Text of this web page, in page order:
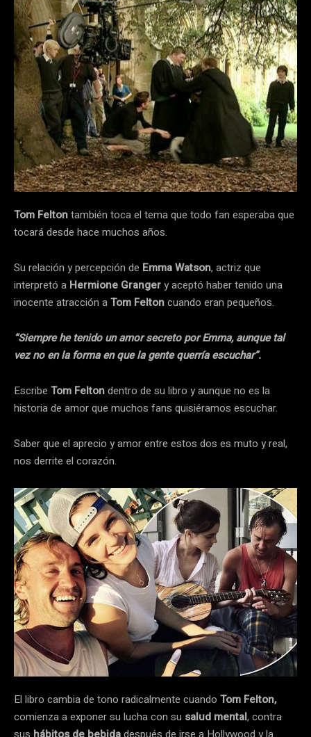
Tom Feltontambién toca el tema que todo fan esperaba que
tocará desde hace muchos años.
Su relación y percepción de Emma Watson, actriz que
interpretó a Hermione Grangery aceptó haber tenido una
inocente atracción aTom Feltoncuando eran pequeños.
“Siempre he tenido un amor secreto por Emma, ​​aunque tal
vez no en la forma en que la gente querría escuchar”.
Escribe Tom Feltondentro de su libro y aunque no es la
historia de amor que muchos fans quisiéramos escuchar.
Saber que el aprecio y amor entre estos dos es muto y real,
nos derrite el corazón.
El libro cambia de tono radicalmente cuando Tom Felton,
comienza a exponer su lucha con su salud mental, contra